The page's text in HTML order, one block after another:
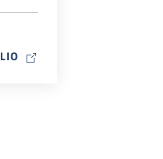
MAP ICON